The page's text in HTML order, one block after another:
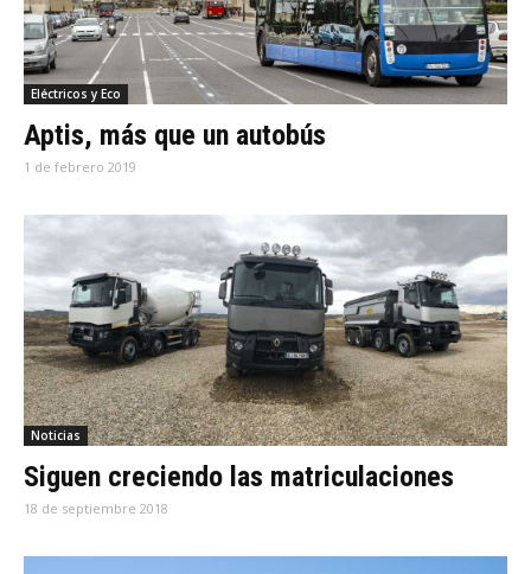
Eléctricos y Eco
Aptis, más que un autobús
1 de febrero 2019
Noticias
Siguen creciendo las matriculaciones
18 de septiembre 2018